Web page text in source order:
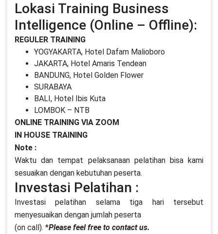
Lokasi Training Business
Intelligence (Online – Offline):
REGULER TRAINING
YOGYAKARTA, Hotel Dafam Malioboro
JAKARTA, Hotel Amaris Tendean
BANDUNG, Hotel Golden Flower
SURABAYA
BALI, Hotel Ibis Kuta
LOMBOK – NTB
ONLINE TRAINING VIA ZOOM
IN HOUSE TRAINING
Note :
Waktu dan tempat pelaksanaan pelatihan bisa kami
sesuaikan dengan kebutuhan peserta.
Investasi Pelatihan :
Investasi pelatihan selama tiga hari tersebut
menyesuaikan dengan jumlah peserta
(on call). *Please feel free to contact us.